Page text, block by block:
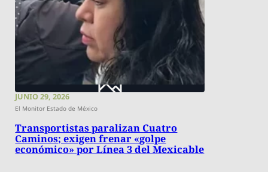
JUNIO 29, 2026
El Monitor Estado de México
Transportistas paralizan Cuatro
Caminos; exigen frenar «golpe
económico» por Línea 3 del Mexicable